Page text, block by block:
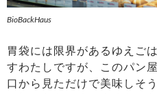
BioBackHaus
胃袋には限界があるゆえご
すわたしですが、このパン
口から見ただけで美味しそ